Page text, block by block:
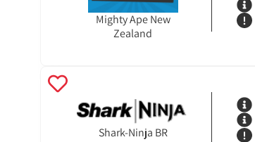
Mighty Ape New
Zealand
Shark-Ninja BR